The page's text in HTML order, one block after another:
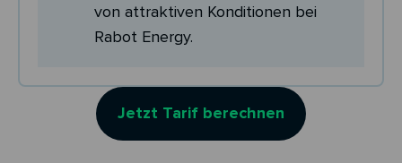
von attraktiven Konditionen bei
Rabot Energy.
Jetzt Tarif berechnen